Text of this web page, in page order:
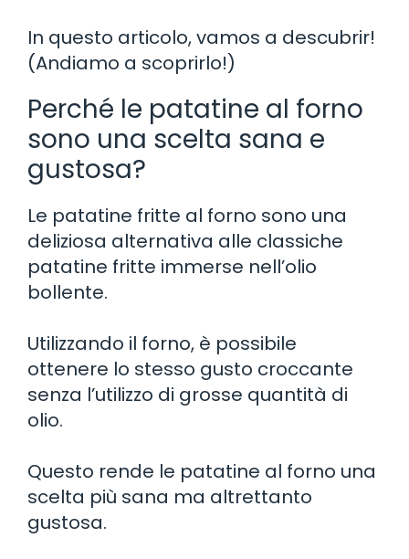
In questo articolo, vamos a descubrir!
(Andiamo a scoprirlo!)
Perché le patatine al forno
sono una scelta sana e
gustosa?
Le patatine fritte al forno sono una
deliziosa alternativa alle classiche
patatine fritte immerse nell’olio
bollente.
Utilizzando il forno, è possibile
ottenere lo stesso gusto croccante
senza l’utilizzo di grosse quantità di
olio.
Questo rende le patatine al forno una
scelta più sana ma altrettanto
gustosa.